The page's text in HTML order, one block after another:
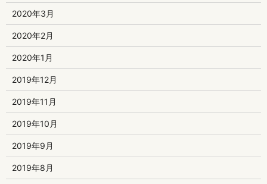
2020年3月
2020年2月
2020年1月
2019年12月
2019年11月
2019年10月
2019年9月
2019年8月